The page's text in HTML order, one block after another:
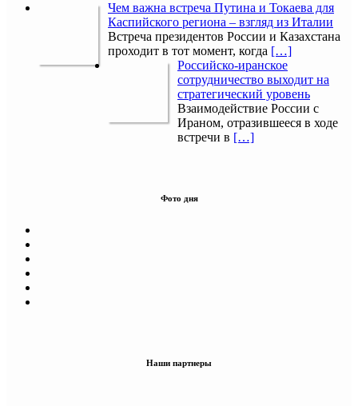
Чем важна встреча Путина и Токаева для
Каспийского региона – взгляд из Италии
Встреча президентов России и Казахстана
проходит в тот момент, когда […]
Российско-иранское
сотрудничество выходит на
стратегический уровень
Взаимодействие России с
Ираном, отразившееся в ходе
встречи в […]
Фото дня
Наши партнеры